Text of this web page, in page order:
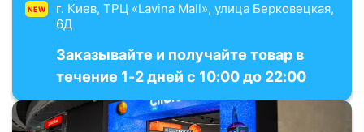
NEW
г. Киев, ТРЦ «Lavina Mall», улица Берковецкая,
6Д
Заказывайте и получайте товар в
течение 1-2 дней с 10:00 до 22:00